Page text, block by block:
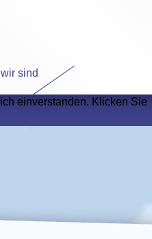
einverstanden. Klicken Sie
sind